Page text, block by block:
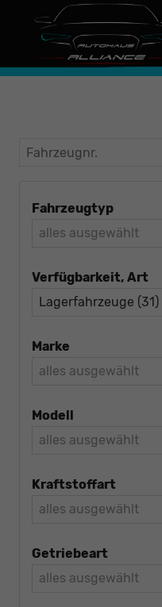
Fahrzeugnr.
Fahrzeugtyp
alles ausgewählt
Verfügbarkeit, Art
Lagerfahrzeuge (31)
Marke
alles ausgewählt
Modell
alles ausgewählt
Kraftstoffart
alles ausgewählt
Getriebeart
alles ausgewählt